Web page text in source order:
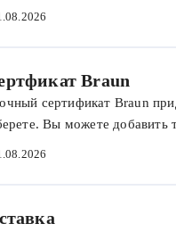
Braun
сертификат Braun
Вы можете добавить